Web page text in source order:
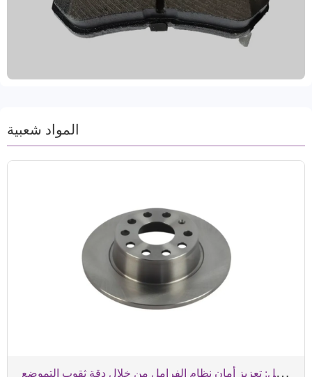
يُقلل مسافات الكبح بفعالية ويعزز سلامة القيادة. حاصلة
على شهادة IATF TS16949 وE-MARK R90، وهي
متوافقة مع المتطلبات التنظيمية في الأسواق الرئيسية
ملايين وحدة، تُقدم غوانزو دعمًا فنيًا شاملاً وخدمة ما بعد
البيع، مما يُساعد العملاء حول العالم على الحصول على
حلول كبح فعالة وموثوقة.
المواد شعبية
ت
حليل أخطاء تركيب أقراص الفرامل: تعزيز أمان نظام الفرامل من خلال دقة ثقوب التموضع